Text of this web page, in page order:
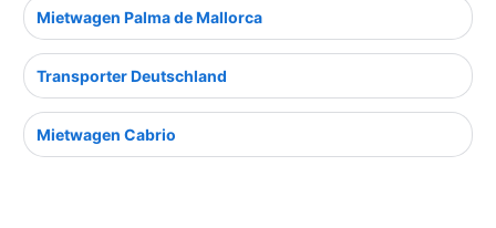
Mietwagen Palma de Mallorca
Transporter Deutschland
Mietwagen Cabrio